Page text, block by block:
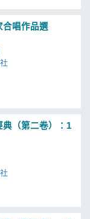
合唱作品選
典（第二卷）：1